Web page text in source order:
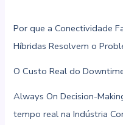
Por que a Conectividade
Híbridas Resolvem o
O Custo Real do
Always On Decision-
tempo real na Indústria